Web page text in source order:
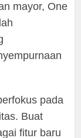
mayor, One
pada
Buat
fitur baru